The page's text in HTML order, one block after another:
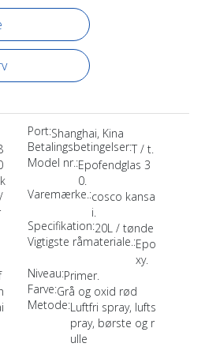
Port:Shanghai, Kina
Betalingsbetingelser:T / t.
Model nr.:Epofendglas 3
0.
Varemærke.:cosco kansa
i.
Specifikation:20L / tønde
Vigtigste råmateriale.:Epo
xy.
Niveau:Primer.
Farve:Grå og oxid rød
Metode:Luftfri spray, lufts
pray, børste og r
ulle